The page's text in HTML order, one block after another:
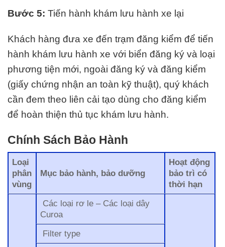
Bước 5: Tiến hành khám lưu hành xe lại
Khách hàng đưa xe đến trạm đăng kiểm để tiến
hành khám lưu hành xe với biển đăng ký và loại
phương tiện mới, ngoài đăng ký và đăng kiểm
(giấy chứng nhận an toàn kỹ thuật), quý khách
cần đem theo liên cải tạo dùng cho đăng kiểm
để hoàn thiện thủ tục khám lưu hành.
Chính Sách Bảo Hành
Loại
phân
vùng
Mục bảo hành, bảo dưỡng
Hoạt động
bảo trì có
thời hạn
Các loại rơ le – Các loại dây
Curoa
Filter type